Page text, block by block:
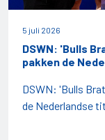
5 juli 2026
DSWN: 'Bulls
pakken de
DSWN: 'Bulls
de Nederlandse